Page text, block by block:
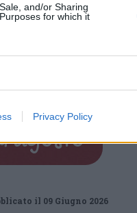
and/or Sharing
for which it
Privacy Policy
gli eventi
agosto
il 09 Giugno 2026